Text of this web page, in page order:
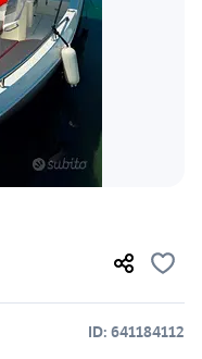
ID: 641184112